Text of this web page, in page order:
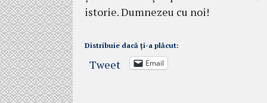
istorie. Dumnezeu cu noi!
Distribuie dacă ți-a plăcut:
Tweet Email